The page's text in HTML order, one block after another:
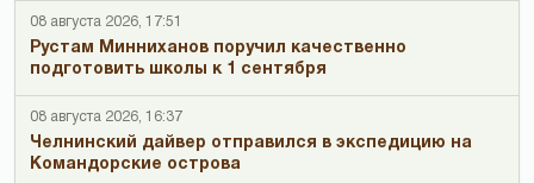
08 августа 2026, 17:51
Рустам Минниханов поручил качественно
подготовить школы к 1 сентября
08 августа 2026, 16:37
Челнинский дайвер отправился в экспедицию на
Командорские острова